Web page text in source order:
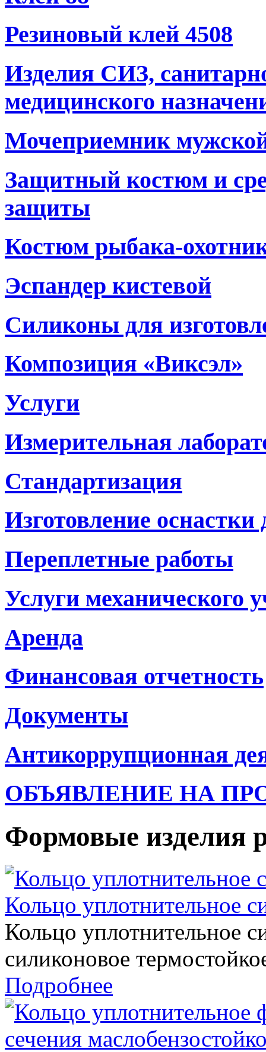
Резиновый клей 4508
Изделия СИЗ,
медицинского
Мочеприемник
Защитный костюм и
защиты
Костюм рыбака-
Эспандер кистевой
Силиконы для
Композиция «Виксэл»
Услуги
Измерительная
Стандартизация
Изготовление
Переплетные работы
Услуги механического
Аренда
Финансовая отчетность
Документы
Антикоррупционная
ОБЪЯВЛЕНИЕ НА
Формовые изделия
Кольцо уплотнительное
Кольцо уплотнительное
силиконовое
Подробнее